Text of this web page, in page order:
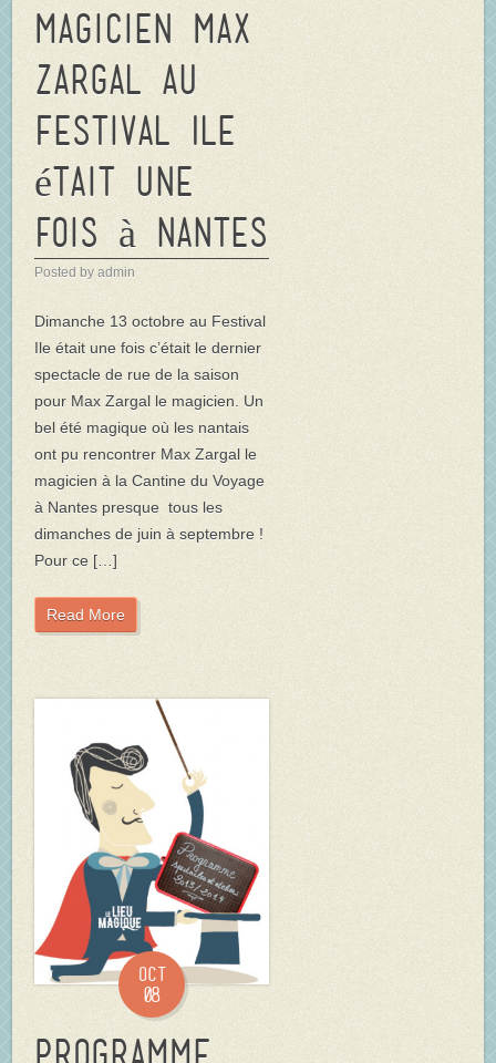
magicien Max
Zargal au
Festival Ile
était une
fois à Nantes
Posted by admin
Dimanche 13 octobre au Festival
Ile était une fois c’était le dernier
spectacle de rue de la saison
pour Max Zargal le magicien. Un
bel été magique où les nantais
ont pu rencontrer Max Zargal le
magicien à la Cantine du Voyage
à Nantes presque tous les
dimanches de juin à septembre !
Pour ce […]
Read More
Oct
08
Programme